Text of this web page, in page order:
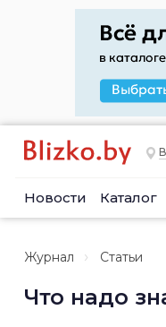
Новости Каталог
Журнал Статьи
Что надо